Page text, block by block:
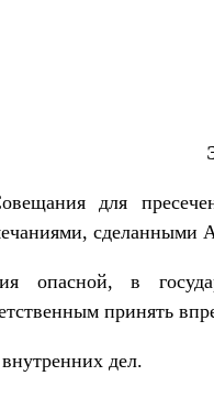
для
сделанными
опасной, в
принять
дел.